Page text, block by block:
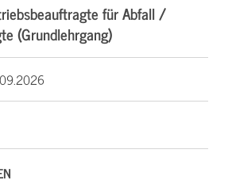
für Abfall /
(Grundlehrgang)